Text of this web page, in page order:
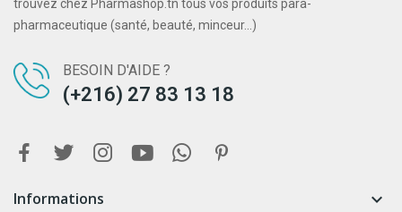
trouvez chez Pharmashop.tn tous vos produits para-
pharmaceutique (santé, beauté, minceur...)
BESOIN D'AIDE ?
(+216) 27 83 13 18
Informations 